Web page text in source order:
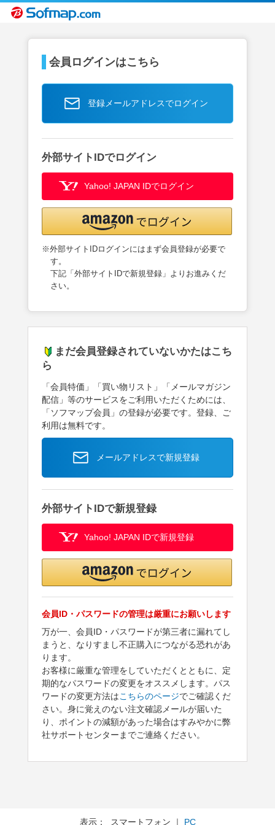
会員ログインはこちら
登録メールアドレスでログイン
外部サイトIDでログイン
Yahoo! JAPAN IDでログイン
※外部サイトIDログインにはまず会員登録が必要で
す。
下記「外部サイトIDで新規登録」よりお進みくだ
さい。
まだ会員登録されていないかたはこち
ら
「会員特価」「買い物リスト」「メールマガジン
配信」等のサービスをご利用いただくためには、
「ソフマップ会員」の登録が必要です。登録、ご
利用は無料です。
メールアドレスで新規登録
外部サイトIDで新規登録
Yahoo! JAPAN IDで新規登録
会員ID・パスワードの管理は厳重にお願いします
万が一、会員ID・パスワードが第三者に漏れてし
まうと、なりすまし不正購入につながる恐れがあ
ります。
お客様に厳重な管理をしていただくとともに、定
期的なパスワードの変更をオススメします。パス
ワードの変更方法はこちらのページでご確認くだ
さい。身に覚えのない注文確認メールが届いた
り、ポイントの減額があった場合はすみやかに弊
社サポートセンターまでご連絡ください。
表示： スマートフォン ｜ PC